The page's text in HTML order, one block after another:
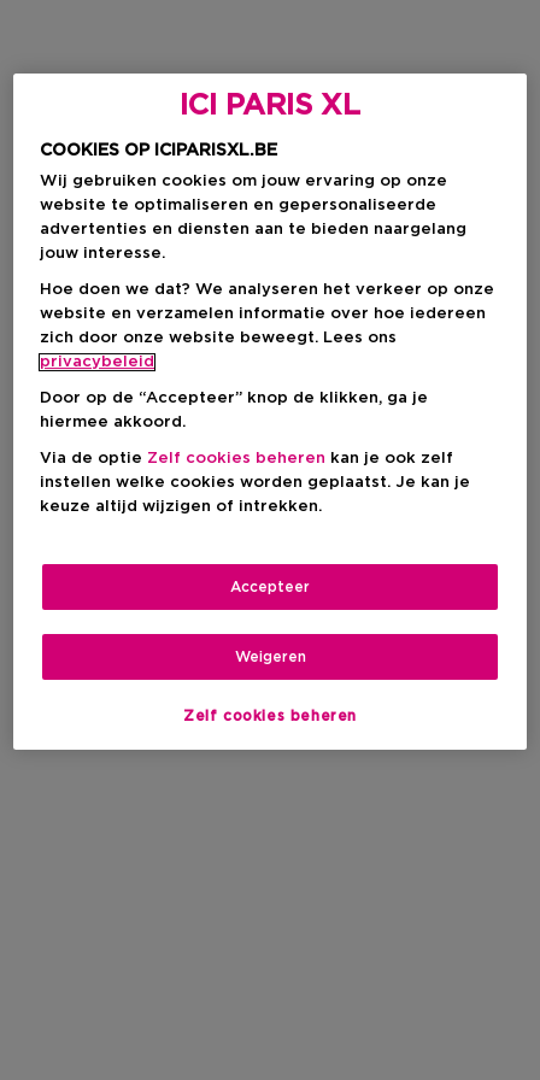
ICI PARIS XL
COOKIES OP ICIPARISXL.BE
Wij gebruiken cookies om jouw ervaring op onze
website te optimaliseren en gepersonaliseerde
advertenties en diensten aan te bieden naargelang
jouw interesse.
Hoe doen we dat? We analyseren het verkeer op onze
website en verzamelen informatie over hoe iedereen
zich door onze website beweegt. Lees ons
privacybeleid
Door op de “Accepteer” knop de klikken, ga je
hiermee akkoord.
Via de optie Zelf cookies beheren kan je ook zelf
instellen welke cookies worden geplaatst. Je kan je
keuze altijd wijzigen of intrekken.
Zelf cookies beheren
Weigeren
Accepteer